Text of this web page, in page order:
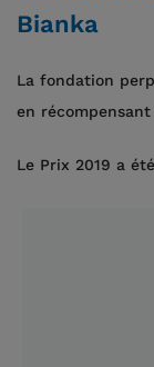
Bianka
La fondation
en
Le Prix 2019 a